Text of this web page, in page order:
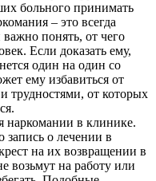
больного принимать
– это всегда
важно понять, от чего
Если доказать ему,
один на один со
ему избавиться от
трудностями, от которых
наркомании в клинике.
запись о лечении в
на их возвращении в
возьмут на работу или